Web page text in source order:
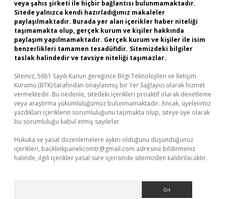
veya şahıs şirketi ile hiçbir bağlantısı bulunmamaktadır.
Sitede yalnızca kendi hazırladığımız makaleler
paylaşılmaktadır. Burada yer alan içerikler haber niteliği
taşımamakta olup, gerçek kurum ve kişiler hakkında
paylaşım yapılmamaktadır. Gerçek kurum ve kişiler ile isim
benzerlikleri tamamen tesadüfidir. Sitemizdeki bilgiler
taslak halindedir ve tavsiye niteliği taşımazlar.
Sitemiz, 5651 Sayılı Kanun gereğince Bilgi Teknolojileri ve İletişim
Kurumu (BTK) tarafından onaylanmış bir Yer Sağlayıcı olarak hizmet
vermektedir. Bu nedenle, sitedeki içerikleri proaktif olarak denetleme
veya araştırma yükümlülüğümüz bulunmamaktadır. Ancak, üyelerimiz
yazdıkları içeriklerin sorumluluğunu taşımakta olup, siteye üye olarak
bu sorumluluğu kabul etmiş sayılırlar.
Hukuka ve yasal düzenlemelere aykırı olduğunu düşündüğünüz
içerikleri, backlinkpanelicomtr@gmail.com adresine bildirmeniz
halinde, ilgili içerikler yasal süre içerisinde sitemizden kaldırılacaktır.